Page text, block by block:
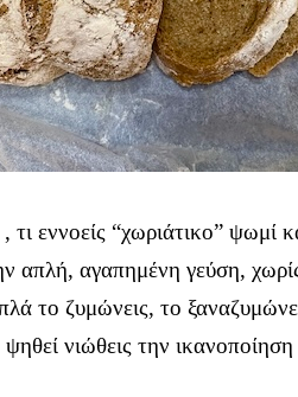
εννοείς “χωριάτικο” ψωμί
απλή, αγαπημένη γεύση,
το ζυμώνεις, το
νιώθεις την